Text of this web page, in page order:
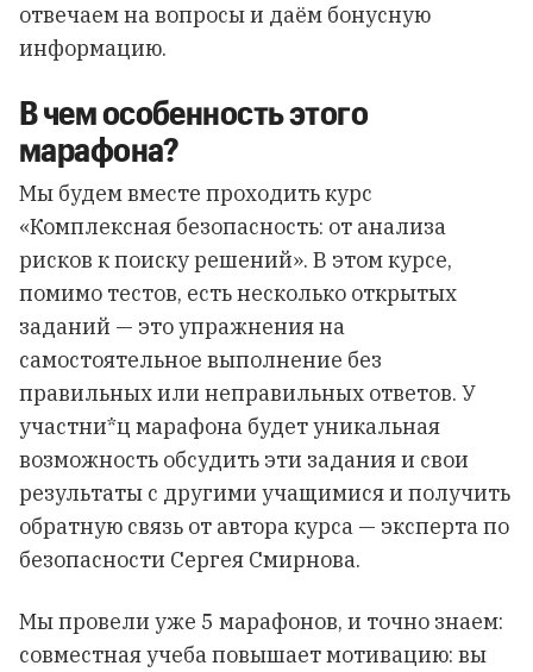
отвечаем на вопросы и даём бонусную
информацию.
В чем особенность этого
марафона?
Мы будем вместе проходить курс
«Комплексная безопасность: от анализа
рисков к поиску решений». В этом курсе,
помимо тестов, есть несколько открытых
заданий — это упражнения на
самостоятельное выполнение без
правильных или неправильных ответов. У
участни*ц марафона будет уникальная
возможность обсудить эти задания и свои
результаты с другими учащимися и получить
обратную связь от автора курса — эксперта по
безопасности Сергея Смирнова.
Мы провели уже 5 марафонов, и точно знаем:
совместная учеба повышает мотивацию: вы